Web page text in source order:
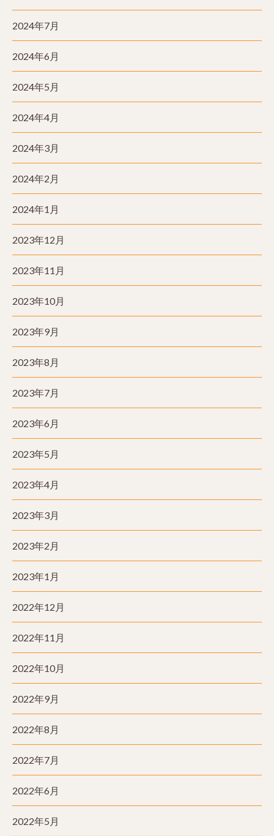
2024年7月
2024年6月
2024年5月
2024年4月
2024年3月
2024年2月
2024年1月
2023年12月
2023年11月
2023年10月
2023年9月
2023年8月
2023年7月
2023年6月
2023年5月
2023年4月
2023年3月
2023年2月
2023年1月
2022年12月
2022年11月
2022年10月
2022年9月
2022年8月
2022年7月
2022年6月
2022年5月